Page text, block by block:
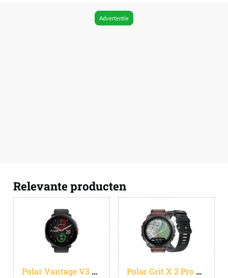
Advertentie
Relevante producten
Polar Vantage V3 Zwart Polar Grit X 2 Pro Titan